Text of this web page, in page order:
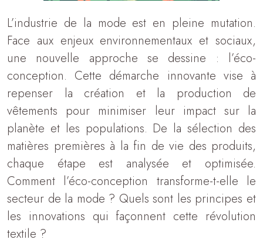
L’industrie de la mode est en pleine mutation.
Face aux enjeux environnementaux et sociaux,
une nouvelle approche se dessine : l’éco-
conception. Cette démarche innovante vise à
repenser la création et la production de
vêtements pour minimiser leur impact sur la
planète et les populations. De la sélection des
matières premières à la fin de vie des produits,
chaque étape est analysée et optimisée.
Comment l’éco-conception transforme-t-elle le
secteur de la mode ? Quels sont les principes et
les innovations qui façonnent cette révolution
textile ?